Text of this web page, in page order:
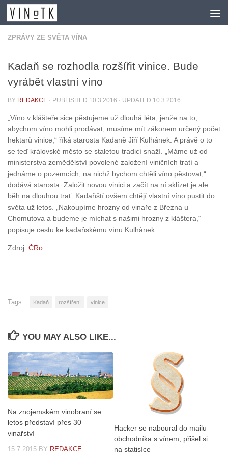
Skip to content
ZPRÁVY ZE SVĚTA VÍNA
Kadaň se rozhodla rozšířit vinice. Bude
vyrábět vlastní víno
BY REDAKCE · PUBLISHED 10.3.2016 · UPDATED 10.3.2016
„Víno v klášteře sice pěstujeme už dlouhá léta, jenže na to,
abychom víno mohli prodávat, musíme mít zákonem určený počet
hektarů vinice,“ říká starosta Kadaně Jiří Kulhánek. A právě o to
se teď královské město se staletou tradicí snaží. „Máme už od
ministerstva zemědělství povolené založení viničních tratí a
jednáme o pozemcích, na nichž bychom chtěli víno pěstovat,“
dodává starosta. Založit novou vinici a začít na ní sklízet je ale
běh na dlouhou trať. Kadaňští ovšem chtějí vlastní víno pustit do
světa už letos. „Nakoupíme hrozny od vinaře z Března u
Chomutova a budeme je míchat s našimi hrozny z kláštera,“
popisuje cestu ke kadaňskému vínu Kulhánek.
Zdroj: ČRo
Tags: Kadaň rozšíření vinice
YOU MAY ALSO LIKE...
Na znojemském vinobraní se
letos představí přes 30
vinařství
15.7.2015 BY REDAKCE
Hacker se naboural do mailu
obchodníka s vínem, přišel si
na statisíce